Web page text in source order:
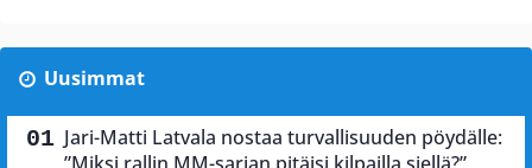
Uusimmat
Jari-Matti Latvala nostaa turvallisuuden pöydälle: